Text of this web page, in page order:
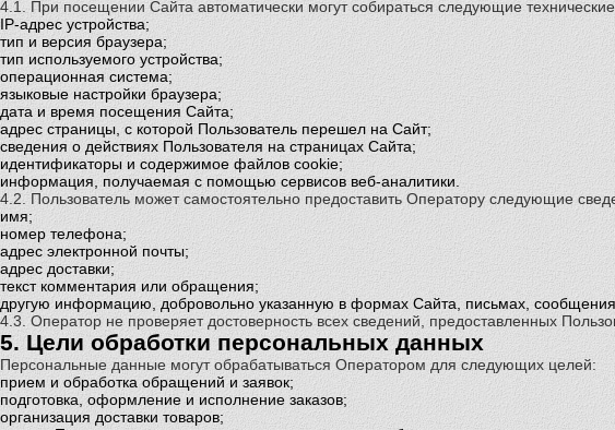
4.1. При посещении Сайта автоматически могут собираться следующие
IP-адрес устройства;
тип и версия браузера;
тип используемого устройства;
операционная система;
языковые настройки браузера;
дата и время посещения Сайта;
адрес страницы, с которой Пользователь перешел на Сайт;
сведения о действиях Пользователя на страницах Сайта;
идентификаторы и содержимое файлов cookie;
информация, получаемая с помощью сервисов веб-аналитики.
4.2. Пользователь может самостоятельно предоставить Оператору следующие
имя;
номер телефона;
адрес электронной почты;
адрес доставки;
текст комментария или обращения;
другую информацию, добровольно указанную в формах Сайта, письмах,
4.3. Оператор не проверяет достоверность всех сведений, предоставленных
5. Цели обработки персональных данных
Персональные данные могут обрабатываться Оператором для следующих целей:
прием и обработка обращений и заявок;
подготовка, оформление и исполнение заказов;
организация доставки товаров;